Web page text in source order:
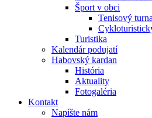
Šport v obci
Tenisový
Turistika
Kalendár podujatí
Habovský kardan
História
Aktuality
Fotogaléria
Kontakt
Napíšte nám